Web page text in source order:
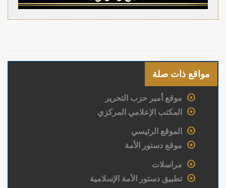
مواقع ذات صلة
موقع أمير حزب التحرير
المكتب الإعلامي المركزي
الموقع الرئيسي
موقع دستور الأمة
مراسلات
تطبيق دستور الأمة الإسلامية